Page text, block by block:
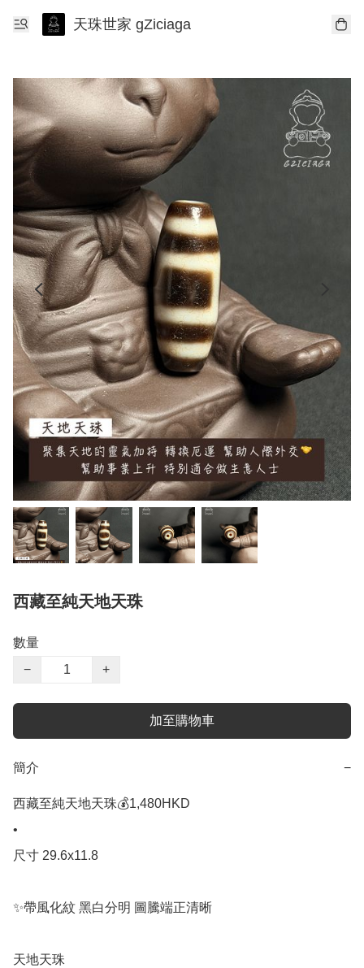
天珠世家 gZiciaga
西藏至純天地天珠
數量
−
+
加至購物車
簡介 −
西藏至純天地天珠💰1,480HKD
•
尺寸 29.6x11.8
✨帶風化紋 黑白分明 圖騰端正清晰
天地天珠